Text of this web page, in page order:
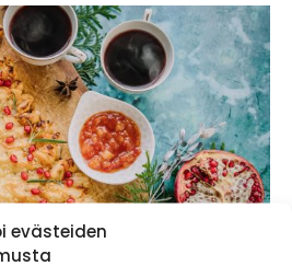
evästeiden